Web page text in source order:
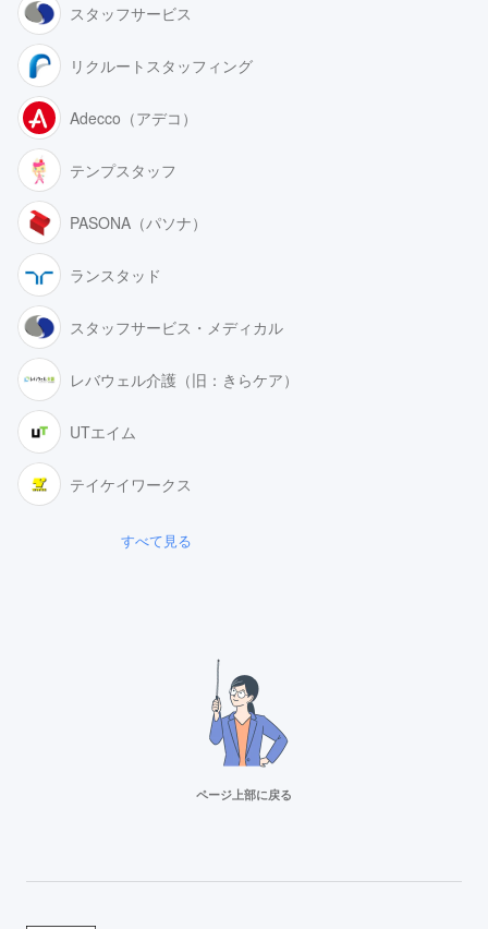
スタッフサービス
リクルートスタッフィング
Adecco（アデコ）
テンプスタッフ
PASONA（パソナ）
ランスタッド
スタッフサービス・メディカル
レバウェル介護（旧：きらケア）
UTエイム
テイケイワークス
すべて見る
ページ上部に戻る